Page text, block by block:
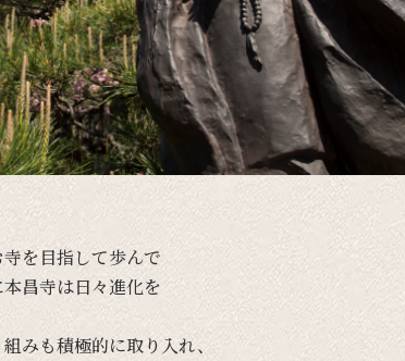
を目指して歩んで
本昌寺は日々進化を
みも積極的に取り入れ、